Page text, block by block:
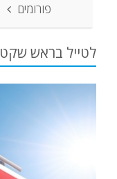
פורומים
לטייל בראש שקט